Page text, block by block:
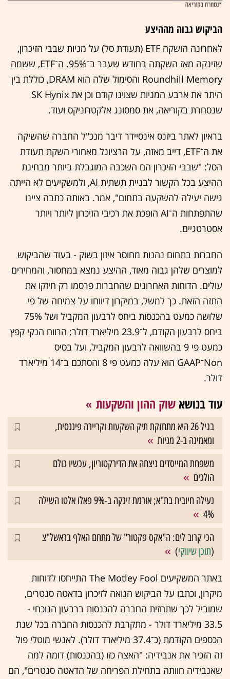
הביקוש גבוה מההיצע
לאחרונה הושקה ETF (תעודת סל) על מניות שבבי הזיכרון,
שזינקה מאז השקתה בחודש שעבר ב־95%. ה־ETF, ששמה
Roundhill Memory והסימול שלה הוא DRAM, כוללת בין
היתר את ארבע המניות שצוינו קודם וכן את SK Hynix
שנסחרת בקוריאה, את סמסונג אלקטרוניקס ועוד.
בראיון לאתר ביזנס אינסיידר דיבר מנכ"ל החברה שהשיקה
את ה־ETF, דייב מאזה, על הרציונל מאחורי השקת תעודת
הסל: "שבבי הזיכרון הם השכבה המוגבלת ביותר מבחינת
ההיצע בכל הקשור לבניית תשתית AI, ולמשקיעים לא הייתה
גישה יעילה להשקעה בתחום", אמר. באותה כתבה ציינו
שהתפתחות ה־AI הופכת את רכיבי הזיכרון ליותר ויותר
אסטרטגיים.
החברות בתחום נהנות מחוסר איזון בשוק - בעוד שהביקוש
למוצרים שלהן גבוה מאוד, ההיצע נמצא במחסור, והמחירים
עולים. הדוחות האחרונים שהחברות פרסמו רק חיזקו את
התזה הזאת. כך למשל, במיקרון דיווחו על צמיחה של פי
שלושה כמעט בהכנסות ביחס לרבעון המקביל ושל 75%
ביחס לרבעון הקודם, ל־23.9 מיליארד דולר; הרווח הנקי קפץ
כמעט פי 9 בהשוואה לרבעון המקביל, ועל בסיס
Non־GAAP הוא עלה כמעט פי 8 והסתכם ב־14 מיליארד
דולר.
עוד בנושא שוק ההון והשקעות
בגיל 26 היא מתחזקת תיק השקעות וקריירה פיננסית,
ומאמינה ב-2 מניות
משפחת המייסדים ניצחה את הדירקטוריון, עכשיו כולם
הולכים
נעילה חיובית בת"א; אורמת זינקה ב-9% פאלו אלטו השילה
4%
הכי קרוב לים: ה"אקס פקטור" של מתחם האלף בראשל"צ
(תוכן שיווקי)
באתר המשקיעים The Motley Fool התייחסו לדוחות
מיקרון, וכתבו על הביקוש הגואה לזיכרון בדאטה סנטרים,
שמוביל לכך שתחזית החברה להכנסות ברבעון הנוכחי -
33.5 מיליארד דולר - מתקרבת להכנסות החברה בכל שנת
הכספים הקודמת (כ־37.4 מיליארד דולר). לאנשי מוטלי פול
זה הזכיר את אנבידיה: "האצה כזו (בהכנסות) דומה למה
שאנבידיה חוותה בתחילת הפריחה של הדאטה סנטרים", הם